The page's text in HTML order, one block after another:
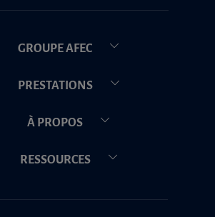
GROUPE AFEC
PRESTATIONS
À PROPOS
RESSOURCES